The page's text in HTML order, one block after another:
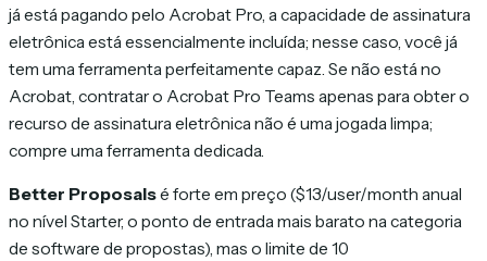
já está pagando pelo Acrobat Pro, a capacidade de assinatura
eletrônica está essencialmente incluída; nesse caso, você já
tem uma ferramenta perfeitamente capaz. Se não está no
Acrobat, contratar o Acrobat Pro Teams apenas para obter o
recurso de assinatura eletrônica não é uma jogada limpa;
compre uma ferramenta dedicada.
Better Proposalsé forte em preço ($13/user/month anual
no nível Starter, o ponto de entrada mais barato na categoria
de software de propostas), mas o limite de 10